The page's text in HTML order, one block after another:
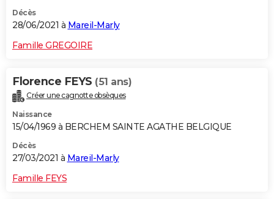
Décès
28/06/2021 à Mareil-Marly
Famille GREGOIRE
Florence FEYS (51 ans)
Créer une cagnotte obsèques
Naissance
15/04/1969 à BERCHEM SAINTE AGATHE BELGIQUE
Décès
27/03/2021 à Mareil-Marly
Famille FEYS